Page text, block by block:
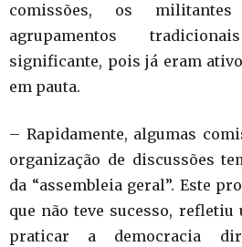
comissões, os militantes
agrupamentos
significante, pois já eram
em pauta.
– Rapidamente, algumas
organização de discussões
da “assembleia geral”. Este
que não teve sucesso, refletiu
praticar a democracia